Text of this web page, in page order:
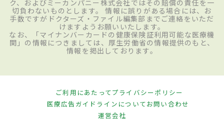
ク、およびミーカンパニー株式会社ではその賠償の責任を一
切負わないものとします。 情報に誤りがある場合には、お
手数ですがドクターズ・ファイル編集部までご連絡をいただ
けますようお願いいたします。
なお、「マイナンバーカードの健康保険証利用可能な医療機
関」の情報につきましては、厚生労働省の情報提供のもと、
情報を掲出しております。
ご利用にあたってプライバシーポリシー
医療広告ガイドラインについてお問い合わせ
運営会社